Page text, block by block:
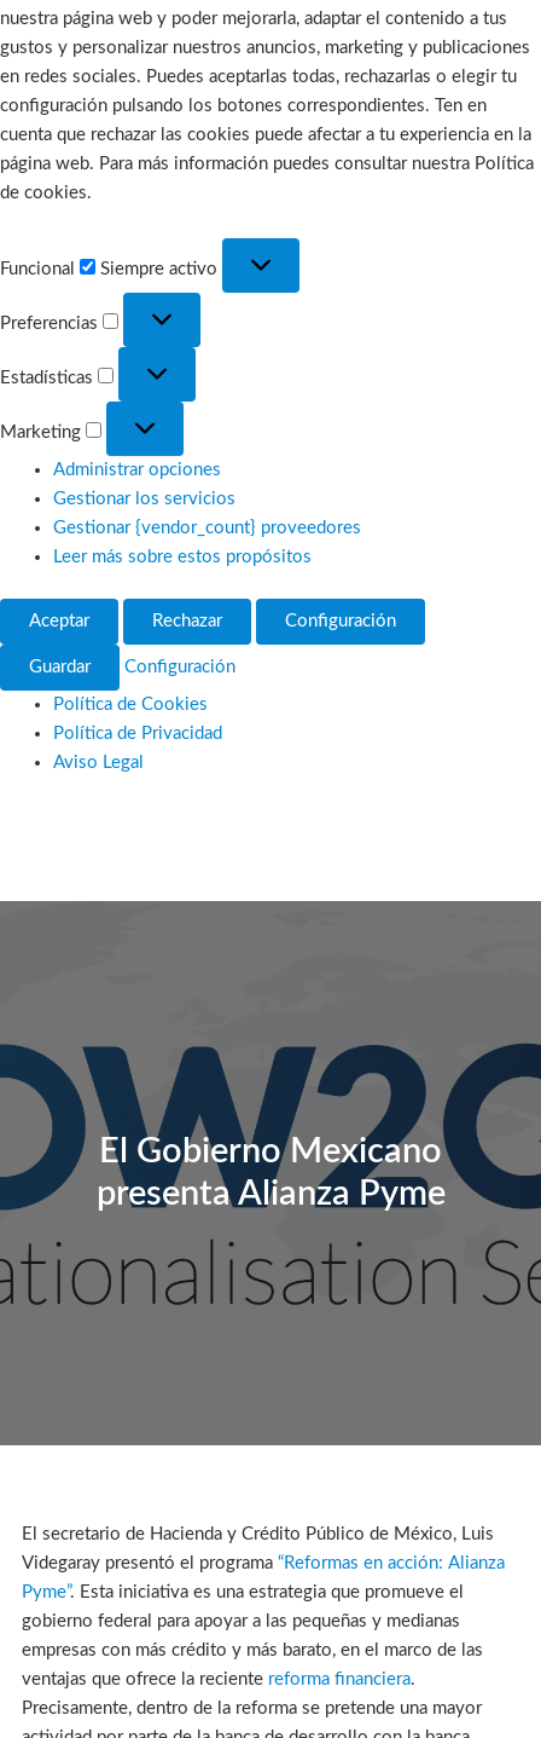
nuestra página web y poder mejorarla, adaptar el contenido a tus
gustos y personalizar nuestros anuncios, marketing y publicaciones
en redes sociales. Puedes aceptarlas todas, rechazarlas o elegir tu
configuración pulsando los botones correspondientes. Ten en
cuenta que rechazar las cookies puede afectar a tu experiencia en la
página web. Para más información puedes consultar nuestra Política
de cookies.
Funcional Siempre activo
Preferencias
Estadísticas
Marketing
Administrar opciones
Gestionar los servicios
Gestionar {vendor_count} proveedores
Leer más sobre estos propósitos
Aceptar Rechazar Configuración
Guardar Configuración
Política de Cookies
Política de Privacidad
Aviso Legal
El Gobierno Mexicano
presenta Alianza Pyme
El secretario de Hacienda y Crédito Público de México, Luis
Videgaray presentó el programa“Reformas en acción: Alianza
Pyme”. Esta iniciativa es una estrategia que promueve el
gobierno federal para apoyar a las pequeñas y medianas
empresas con más crédito y más barato, en el marco de las
ventajas que ofrece la reciente reforma financiera.
Precisamente, dentro de la reforma se pretende una mayor